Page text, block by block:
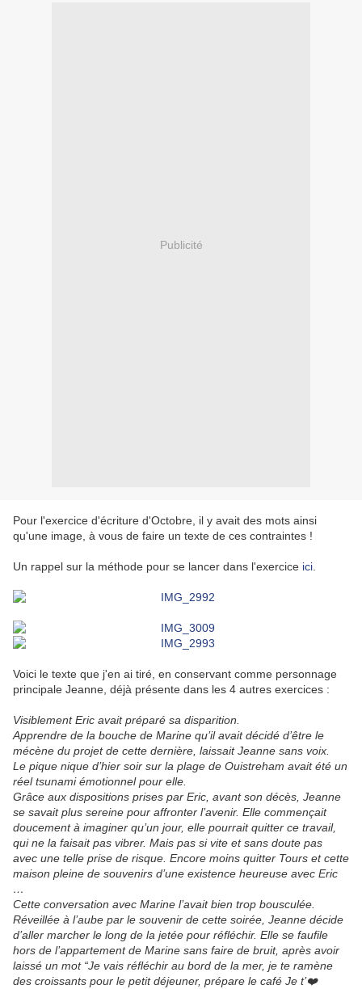
Publicité
Pour l'exercice d'écriture d'Octobre, il y avait des mots ainsi
qu'une image, à vous de faire un texte de ces contraintes !
Un rappel sur la méthode pour se lancer dans l'exercice ici
Voici le texte que j'en ai tiré, en conservant comme personnage
principale Jeanne, déjà présente dans les 4 autres exercices :
Visiblement Eric avait préparé sa disparition.
Apprendre de la bouche de Marine qu’il avait décidé d’être le
mécène du projet de cette dernière, laissait Jeanne sans voix.
Le pique nique d’hier soir sur la plage de Ouistreham avait été un
réel tsunami émotionnel pour elle.
Grâce aux dispositions prises par Eric, avant son décès, Jeanne
se savait plus sereine pour affronter l’avenir. Elle commençait
doucement à imaginer qu’un jour, elle pourrait quitter ce travail,
qui ne la faisait pas vibrer. Mais pas si vite et sans doute pas
avec une telle prise de risque. Encore moins quitter Tours et cette
maison pleine de souvenirs d’une existence heureuse avec Eric
…
Cette conversation avec Marine l’avait bien trop bousculée.
Réveillée à l’aube par le souvenir de cette soirée, Jeanne décide
d’aller marcher le long de la jetée pour réfléchir. Elle se faufile
hors de l’appartement de Marine sans faire de bruit, après avoir
laissé un mot “Je vais réfléchir au bord de la mer, je te ramène
des croissants pour le petit déjeuner, prépare le café Je t’❤️